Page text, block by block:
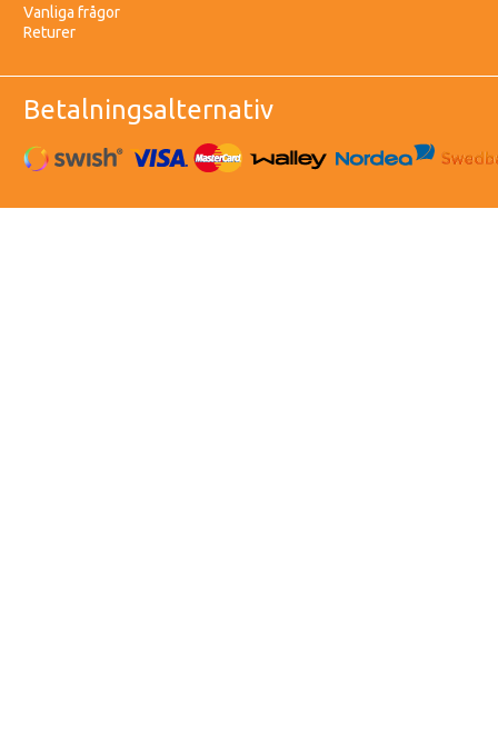
Vanliga frågor
Returer
Betalningsalternativ